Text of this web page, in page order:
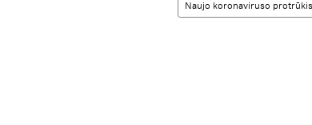
Naujo koronaviruso